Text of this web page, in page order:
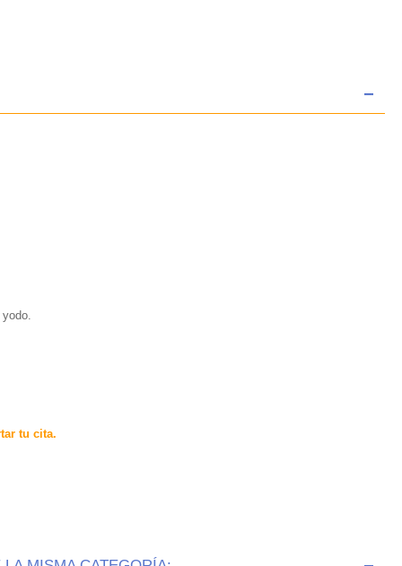
tu cita.